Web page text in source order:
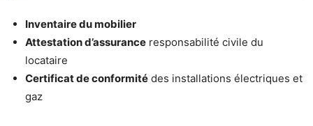
Inventaire du mobilier
Attestation d’assurance responsabilité civile du
locataire
Certificat de conformité des installations électriques et
gaz